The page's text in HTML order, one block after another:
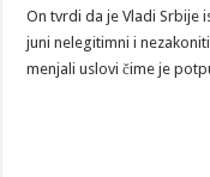
On tvrdi da je Vladi Srbije
juni nelegitimni i
menjali uslovi čime je